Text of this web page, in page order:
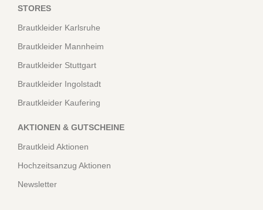
STORES
Brautkleider Karlsruhe
Brautkleider Mannheim
Brautkleider Stuttgart
Brautkleider Ingolstadt
Brautkleider Kaufering
AKTIONEN & GUTSCHEINE
Brautkleid Aktionen
Hochzeitsanzug Aktionen
Newsletter